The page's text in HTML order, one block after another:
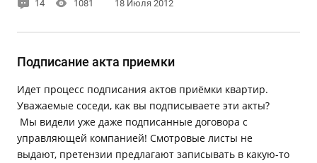
14 1081 18 Июля 2012
Подписание акта приемки
Идет процесс подписания актов приёмки квартир.
Уважаемые соседи, как вы подписываете эти акты?
Мы видели уже даже подписанные договора с
управляющей компанией! Смотровые листы не
выдают, претензии предлагают записывать в какую-то